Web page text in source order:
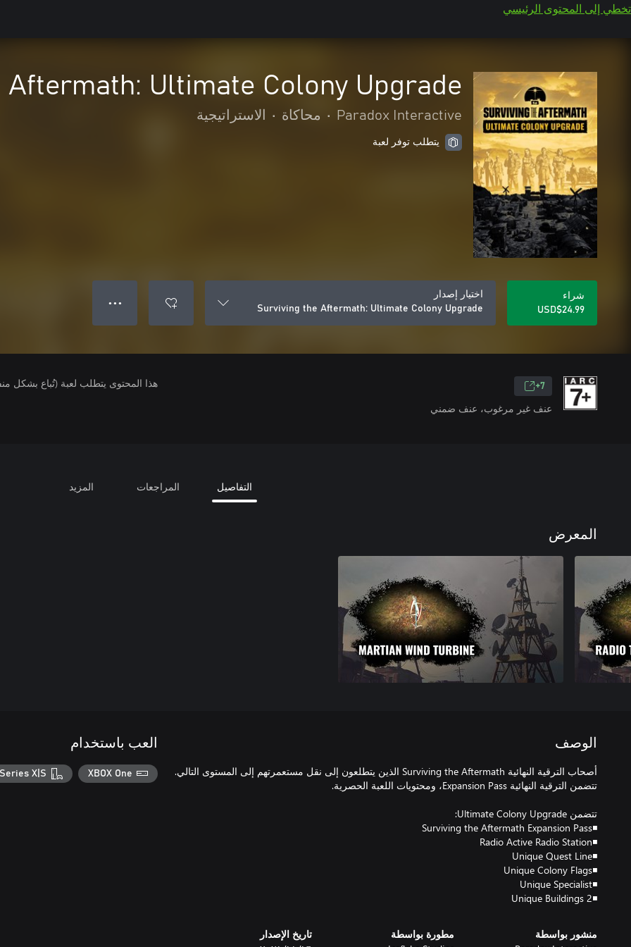
تخطي إلى المحتوى الرئيسي
Ultimate Colony Upgrade
Paradox Interactive
• محاكاة • الاستراتيجية
يتطلب توفر لعبة
شراء
USD$24.99
اختيار إصدار
Surviving the Aftermath: Ultimate Colony Upgrade
● ● ●
7+
عنف غير مرغوب، عنف ضمني
هذا المحتوى يتطلب لعبة (تُباع بشكل
التفاصيل المراجعات المزيد
المعرض
الوصف
أصحاب الترقية النهائية Surviving the Aftermath الذين يتطلعون إلى نقل مستعمرتهم إلى المستوى التالي.
◾2 Unique Buildings
منشور بواسطة مطورة بواسطة تاريخ الإصدار
العب باستخدام
XBOX One
X|S